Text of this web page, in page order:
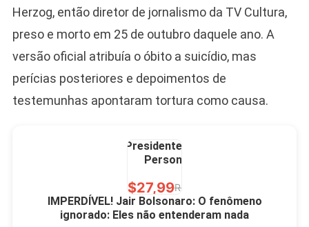
Herzog, então diretor de jornalismo da TV Cultura,
preso e morto em 25 de outubro daquele ano. A
versão oficial atribuía o óbito a suicídio, mas
perícias posteriores e depoimentos de
testemunhas apontaram tortura como causa.
LIVRE
Presidente Porcelana
Personalizada
R$27,99R$49,00
IMPERDÍVEL! Jair Bolsonaro: O fenômeno
ignorado: Eles não entenderam nada